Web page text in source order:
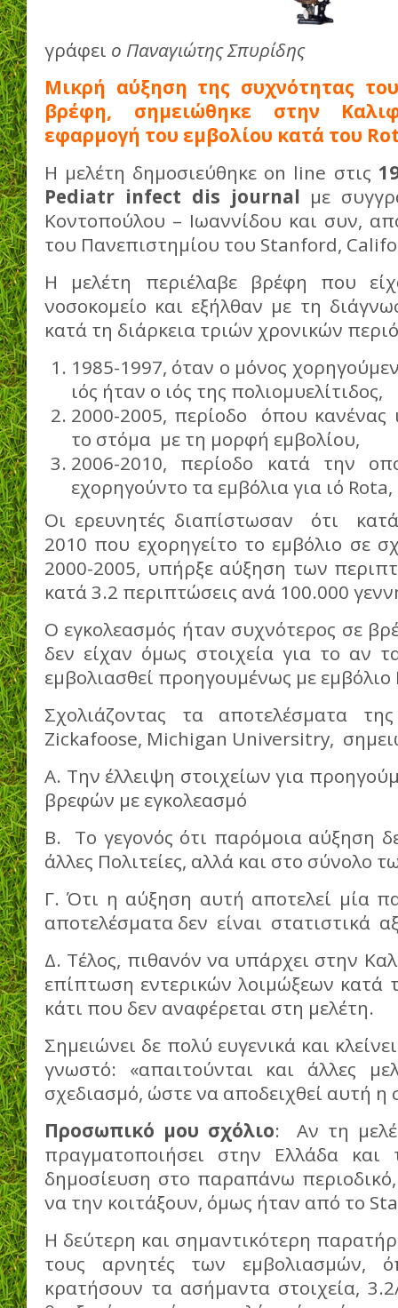
γράφει ο Παναγιώτης Σπυρίδης
Μικρή αύξηση της συχνότητας
βρέφη, σημειώθηκε στην
εφαρμογή του εμβολίου κατά του
Η μελέτη δημοσιεύθηκε on line στις
Pediatr infect dis journal με
Κοντοπούλου – Ιωαννίδου και συν,
του Πανεπιστημίου του Stanford,
Η μελέτη περιέλαβε βρέφη που
νοσοκομείο και εξήλθαν με τη
κατά τη διάρκεια τριών χρονικών
1985-1997, όταν ο μόνος
ιός ήταν ο ιός της πολιομυελίτιδος,
2000-2005, περίοδο όπου κανένας
το στόμα με τη μορφή εμβολίου,
2006-2010, περίοδο κατά την
εχορηγούντο τα εμβόλια για ιό
Οι ερευνητές διαπίστωσαν ότι
2010 που εχορηγείτο το εμβόλιο σε
2000-2005, υπήρξε αύξηση των
κατά 3.2 περιπτώσεις ανά 100.000
Ο εγκολεασμός ήταν συχνότερος σε
δεν είχαν όμως στοιχεία για το αν
εμβολιασθεί προηγουμένως με εμβόλιο
Σχολιάζοντας τα αποτελέσματα
Zickafoose, Michigan Universitry,
Α. Την έλλειψη στοιχείων για
βρεφών με εγκολεασμό
Β. Το γεγονός ότι παρόμοια αύξηση
άλλες Πολιτείες, αλλά και στο σύνολο
Γ. Ότι η αύξηση αυτή αποτελεί μία
αποτελέσματα δεν είναι στατιστικά
Δ. Τέλος, πιθανόν να υπάρχει στην
επίπτωση εντερικών λοιμώξεων κατά
κάτι που δεν αναφέρεται στη μελέτη.
Σημειώνει δε πολύ ευγενικά και
γνωστό: «απαιτούνται και άλλες
σχεδιασμό, ώστε να αποδειχθεί αυτή η
Προσωπικό μου σχόλιο: Αν τη
πραγματοποιήσει στην Ελλάδα και
δημοσίευση στο παραπάνω
να την κοιτάξουν, όμως ήταν από το
Η δεύτερη και σημαντικότερη
τους αρνητές των εμβολιασμών,
κρατήσουν τα ασήμαντα στοιχεία,